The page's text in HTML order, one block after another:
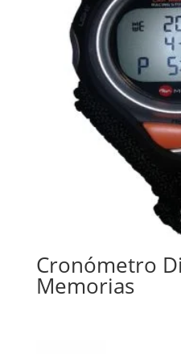
Cronómetro
Memorias